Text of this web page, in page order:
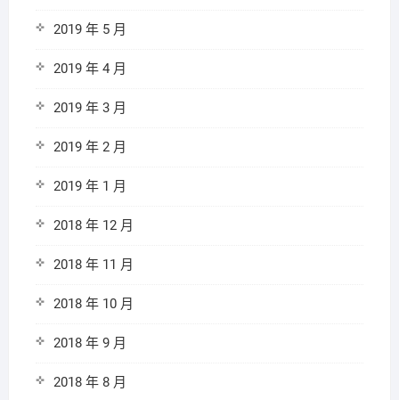
2019 年 5 月
2019 年 4 月
2019 年 3 月
2019 年 2 月
2019 年 1 月
2018 年 12 月
2018 年 11 月
2018 年 10 月
2018 年 9 月
2018 年 8 月